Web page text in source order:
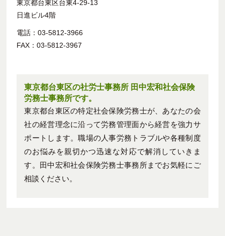
東京都台東区台東4-29-13
日進ビル4階
電話：03-5812-3966
FAX：03-5812-3967
東京都台東区の社労士事務所 田中宏和社会保険
労務士事務所です。
東京都台東区の特定社会保険労務士が、あなたの会
社の経営理念に沿って労務管理面から経営を強力サ
ポートします。職場の人事労務トラブルや各種制度
のお悩みを親切かつ迅速な対応で解消していきま
す。田中宏和社会保険労務士事務所までお気軽にご
相談ください。